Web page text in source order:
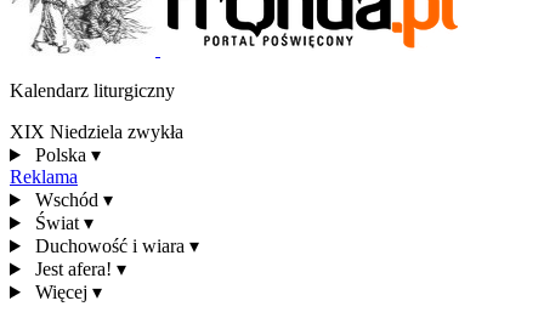
Kalendarz liturgiczny
XIX Niedziela zwykła
Polska ▾
Reklama
Wschód ▾
Świat ▾
Duchowość i wiara ▾
Jest afera! ▾
Więcej ▾